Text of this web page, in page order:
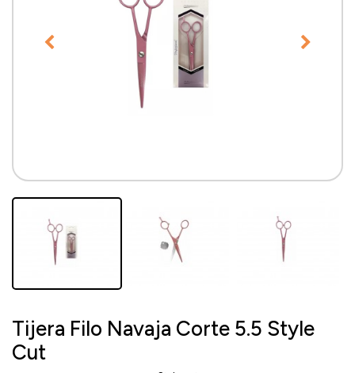
Tijera Filo Navaja Corte 5.5 Style
Cut